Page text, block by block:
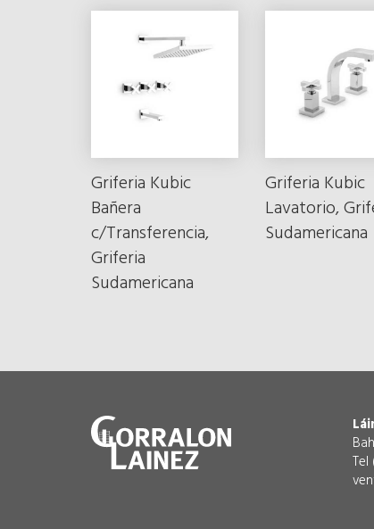
Griferia Kubic
Bañera
c/Transferencia,
Griferia
Sudamericana
Griferia Kubic
Lavatorio,
Sudamericana
Tel